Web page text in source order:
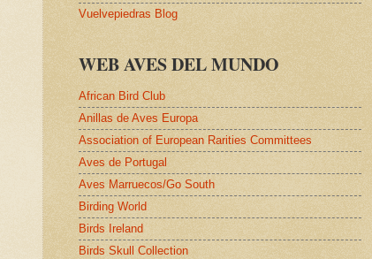
Vuelvepiedras Blog
WEB AVES DEL MUNDO
African Bird Club
Anillas de Aves Europa
Association of European Rarities Committees
Aves de Portugal
Aves Marruecos/Go South
Birding World
Birds Ireland
Birds Skull Collection